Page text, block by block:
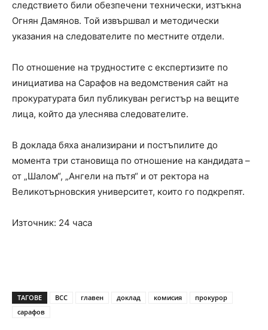
следствието били обезпечени технически, изтъкна
Огнян Дамянов. Той извършвал и методически
указания на следователите по местните отдели.
По отношение на трудностите с експертизите по
инициатива на Сарафов на ведомствения сайт на
прокуратурата бил публикуван регистър на вещите
лица, който да улеснява следователите.
В доклада бяха анализирани и постъпилите до
момента три становища по отношение на кандидата –
от „Шалом“, „Ангели на пътя“ и от ректора на
Великотърновския университет, които го подкрепят.
Източник: 24 часа
ТАГОВЕ ВСС главен доклад комисия
прокурор
сарафов